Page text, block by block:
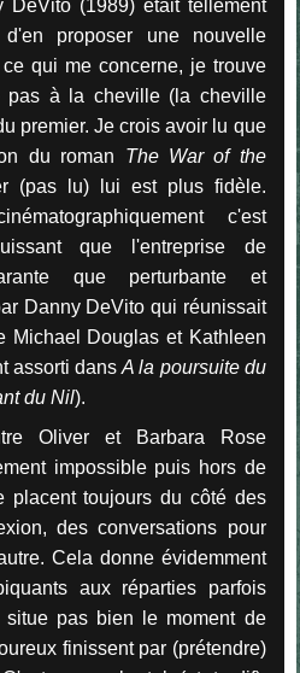
DeVito (1989) était tellement
proposer une nouvelle
qui me concerne, je trouve
pas à la cheville (la cheville
premier. Je crois avoir lu que
du roman The War of the
(pas lu) lui est plus fidèle.
c'est
que l'entreprise de
que perturbante et
Danny DeVito qui réunissait
Michael Douglas et Kathleen
assorti dansA la poursuite du
du Nil).
Oliver et Barbara Rose
impossible puis hors de
placent toujours du côté des
des conversations pour
Cela donne évidemment
aux réparties parfois
pas bien le moment de
finissent par (prétendre)